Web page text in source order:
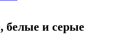
белые и серые